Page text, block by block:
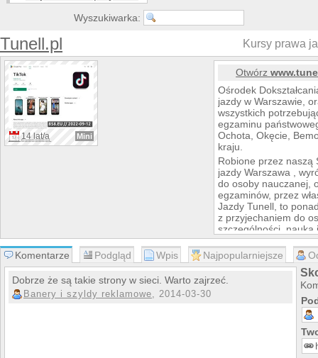
Wyszukiwarka:
Tunell.pl Kursy prawa
14 lat/a Mini
Otwórz
Ośrodek
jazdy w Warszawie,
wszystkich
egzaminu
Ochota, Okęcie,
kraju.
Robione przez naszą
jazdy Warszawa ,
do osoby nauczanej,
egzaminów, przez
Jazdy Tunell, to
z przyjechaniem do
szczególności, nauka
nie tylko dodatkiem
na prawo jazdy w
dokupić bezstresowe
fachowego
Natomiast dla
prowadzenia auta
stosujących
jazdy doszkalające
do gigantycznego
Komentarze Podgląd Wpis Najpopularniejsze
Dobrze że są takie strony w sieci. Warto zajrzeć.
Banery i szyldy reklamowe, 2014-03-30